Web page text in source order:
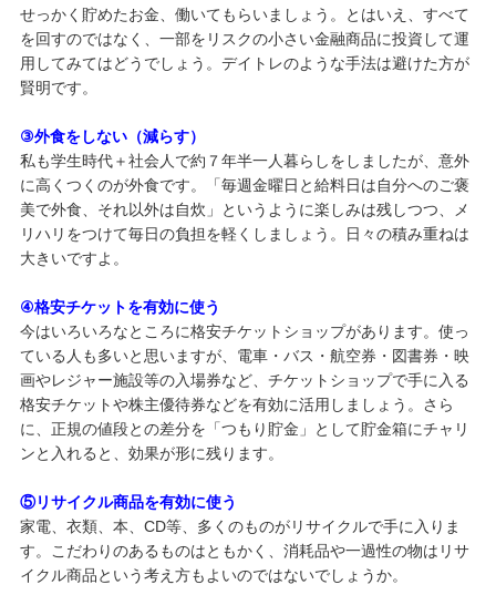
せっかく貯めたお金、働いてもらいましょう。とはいえ、すべて
を回すのではなく、一部をリスクの小さい金融商品に投資して運
用してみてはどうでしょう。デイトレのような手法は避けた方が
賢明です。
③外食をしない（減らす）
私も学生時代＋社会人で約７年半一人暮らしをしましたが、意外
に高くつくのが外食です。「毎週金曜日と給料日は自分へのご褒
美で外食、それ以外は自炊」というように楽しみは残しつつ、メ
リハリをつけて毎日の負担を軽くしましょう。日々の積み重ねは
大きいですよ。
④格安チケットを有効に使う
今はいろいろなところに格安チケットショップがあります。使っ
ている人も多いと思いますが、電車・バス・航空券・図書券・映
画やレジャー施設等の入場券など、チケットショップで手に入る
格安チケットや株主優待券などを有効に活用しましょう。さら
に、正規の値段との差分を「つもり貯金」として貯金箱にチャリ
ンと入れると、効果が形に残ります。
⑤リサイクル商品を有効に使う
家電、衣類、本、CD等、多くのものがリサイクルで手に入りま
す。こだわりのあるものはともかく、消耗品や一過性の物はリサ
イクル商品という考え方もよいのではないでしょうか。